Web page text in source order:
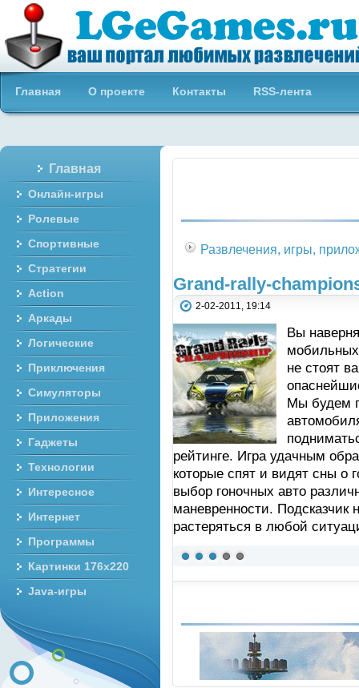
Бесплатные онлайн игры
Главная О проекте Контакты RSS-лента
Развлечения, игры,
Grand-rally-
2-02-2011, 19:14
Вы
не стоят
Мы будем
рейтинге. Игра удачным
которые спят и видят сны о
выбор гоночных авто
маневренности. Подсказчик
растеряться в любой
Главная
Онлайн-игры
Ролевые
Спортивные
Стратегии
Action
Аркады
Логические
Приключения
Симуляторы
Приложения
Гаджеты
Технологии
Интересное
Интернет
Программы
Картинки 176x220
Java-игры